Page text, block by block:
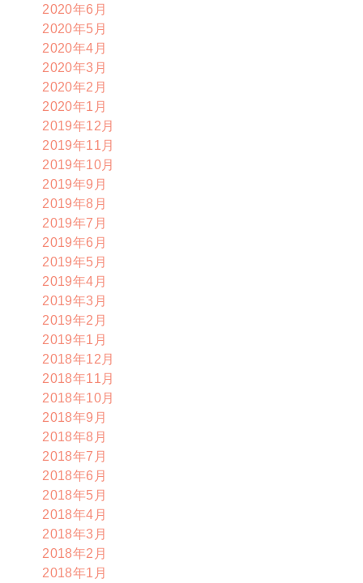
2020年6月
2020年5月
2020年4月
2020年3月
2020年2月
2020年1月
2019年12月
2019年11月
2019年10月
2019年9月
2019年8月
2019年7月
2019年6月
2019年5月
2019年4月
2019年3月
2019年2月
2019年1月
2018年12月
2018年11月
2018年10月
2018年9月
2018年8月
2018年7月
2018年6月
2018年5月
2018年4月
2018年3月
2018年2月
2018年1月